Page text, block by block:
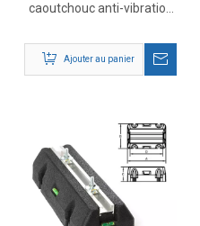
caoutchouc anti-vibration
Ajouter au panier